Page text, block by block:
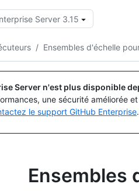
Server 3.15
/ Ensembles d'échelle
Server n'est plus disponible
une sécurité améliorée
le support GitHub Enterprise.
Ensembles